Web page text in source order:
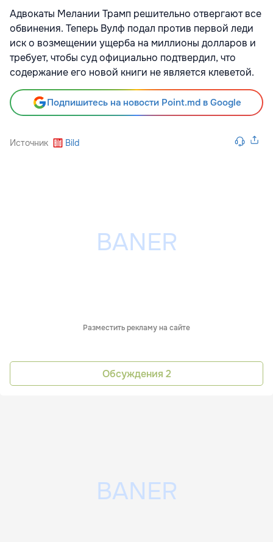
Адвокаты Мелании Трамп решительно отвергают все
обвинения. Теперь Вулф подал против первой леди
иск о возмещении ущерба на миллионы долларов и
требует, чтобы суд официально подтвердил, что
содержание его новой книги не является клеветой.
Подпишитесь на новости Point.md в Google
Источник Bild
Разместить рекламу на сайте
Обсуждения 2